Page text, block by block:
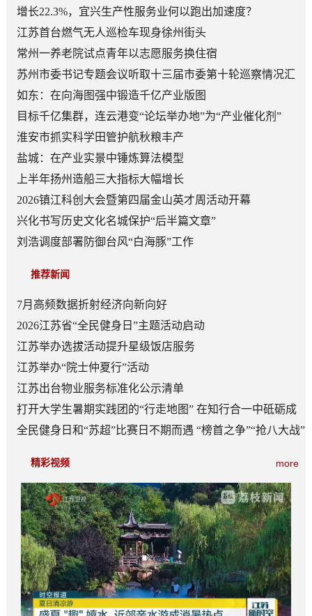
增长22.3%，宜兴生产性服务业何以跑出加速度？
江苏首台燃气无人巡检车现身徐州街头
常州一养老院试点青年以志愿服务换住宿
苏州市委书记专题会议听取十三届市委第十轮巡察情况汇
报
如东：在向海图强中锻造千亿产业版图
目标千亿集群，连云港变“论坛举办地”为“产业催化剂”
淮安市抓实科学田管护航秋粮丰产
盐城：在产业实景中锤炼算法模型
上半年扬州造船三大指标大幅增长
2026镇江科创大会暨第四届金山英才周活动开幕
兴化书写历史文化名城保护“后半篇文章”
刘浩调度部署防御台风“白海豚”工作
推荐新闻
7月高频数据折射经济向新向好
2026江苏省“全民健身日”主题活动启动
江苏举办选拔活动提升星级饭店服务
江苏举办“院士仲夏行”活动
江苏出台物业服务标准化公示清单
打开大学生暑期实践团的“行走地图” 在知行合一中砥砺成
长
全民健身日和“苏超”比赛日不期而遇 “榜首之争”“抢八大战”
more
精彩视频